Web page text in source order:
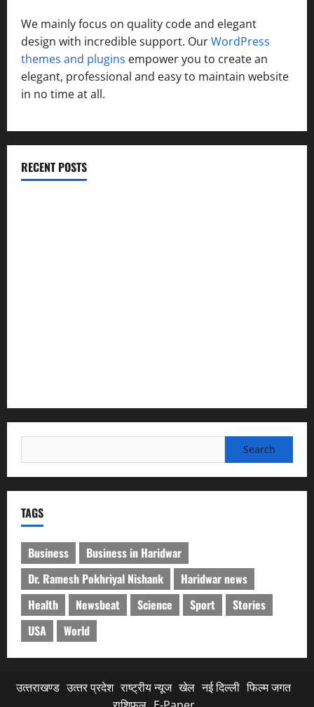
We mainly focus on quality code and elegant
design with incredible support. OurWordPress
themes and plugins empower you to create an
elegant, professional and easy to maintain website
in no time at all.
RECENT POSTS
for:
TAGS
Business
Business in Haridwar
Dr. Ramesh Pokhriyal Nishank
Haridwar news
Health
Newsbeat Science Sport
Stories
USA
World
उत्‍तराखण्‍ड उत्‍तर प्रदेश राष्ट्रीय न्यूज खेल नई दिल्ली फिल्‍म जगत